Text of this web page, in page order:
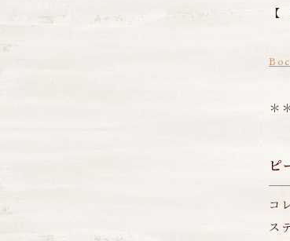
＊
ピ
コ
ス